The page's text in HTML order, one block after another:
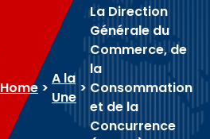
Home >
A la
Une
>
La Direction
Générale du
Commerce, de
la
Consommation
et de la
Concurrence